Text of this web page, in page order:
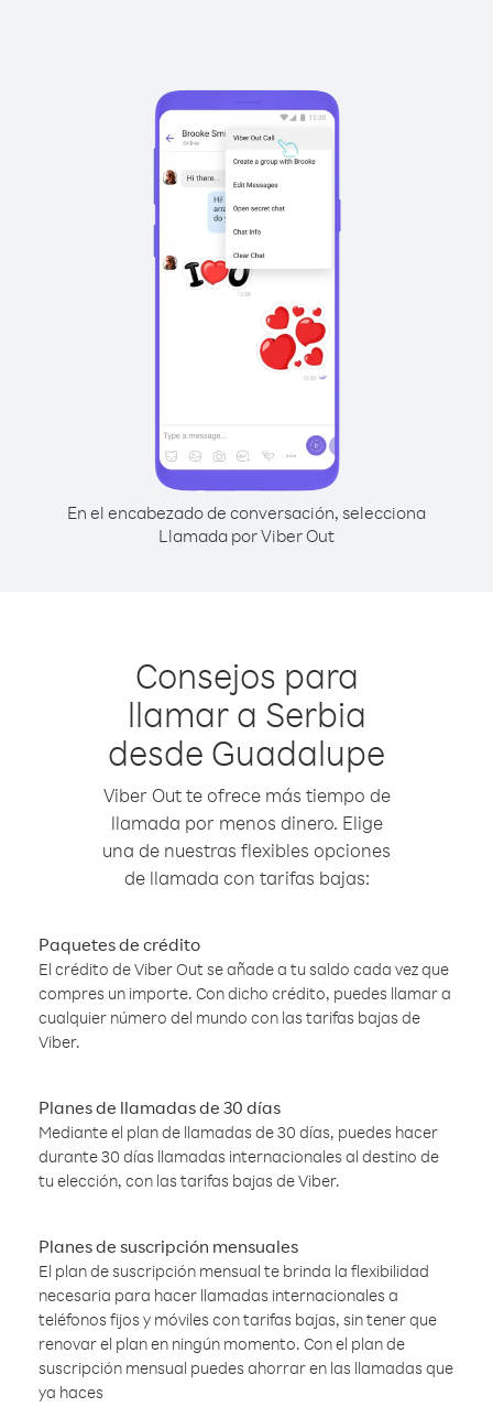
En el encabezado de conversación, selecciona
Llamada por Viber Out
Consejos para
llamar a Serbia
desde Guadalupe
Viber Out te ofrece más tiempo de
llamada por menos dinero. Elige
una de nuestras flexibles opciones
de llamada con tarifas bajas:
Paquetes de crédito
El crédito de Viber Out se añade a tu saldo cada vez que
compres un importe. Con dicho crédito, puedes llamar a
cualquier número del mundo con las tarifas bajas de
Viber.
Planes de llamadas de 30 días
Mediante el plan de llamadas de 30 días, puedes hacer
durante 30 días llamadas internacionales al destino de
tu elección, con las tarifas bajas de Viber.
Planes de suscripción mensuales
El plan de suscripción mensual te brinda la flexibilidad
necesaria para hacer llamadas internacionales a
teléfonos fijos y móviles con tarifas bajas, sin tener que
renovar el plan en ningún momento. Con el plan de
suscripción mensual puedes ahorrar en las llamadas que
ya haces